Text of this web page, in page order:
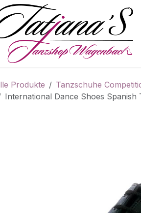
Produkte
Tanzschuhe
International Dance Shoes Spanish